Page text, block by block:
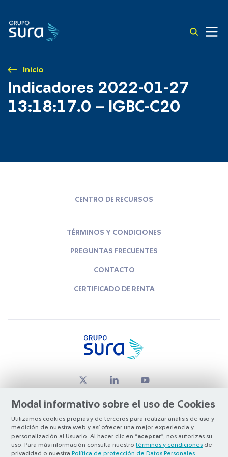
Inicio
Indicadores 2022-01-27
13:18:17.0 – IGBC-C20
Modal informativo sobre el uso de Cookies
Utilizamos cookies propias y de terceros para realizar análisis de uso y
medición de nuestra web y así ofrecer una mejor experiencia y
personalización al Usuario. Al hacer clic en “aceptar”, nos autorizas su
uso. Para más información consulta nuestro términos y condiciones de
privacidad o nuestra Política de protección de Datos Personales
CENTRO DE RECURSOS
TÉRMINOS Y CONDICIONES
PREGUNTAS FRECUENTES
CONTACTO
CERTIFICADO DE RENTA
© Copyright Grupo SURA 2026